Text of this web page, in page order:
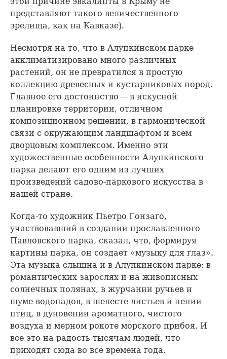
представляют такого величественного
зрелища, как на Кавказе).
Несмотря на то, что в Алупкинском парке
акклиматизировано много различных
растений, он не превратился в простую
коллекцию древесных и кустарниковых пород.
Главное его достоинство — в искусной
планировке территории, отличном
композиционном решении, в гармонической
связи с окружающим ландшафтом и всем
дворцовым комплексом. Именно эти
художественные особенности Алупкинского
парка делают его одним из лучших
произведений садово-паркового искусства в
нашей стране.
Когда-то художник Пьетро Гонзаго,
участвовавший в создании прославленного
Павловского парка, сказал, что, формируя
картины парка, он создает «музыку для глаз».
Эта музыка слышна и в Алупкинском парке: в
романтических зарослях и на живописных
солнечных полянах, в журчании ручьев и
шуме водопадов, в шелесте листьев и пении
птиц, в дуновении ароматного, чистого
воздуха и мерном рокоте морского прибоя. И
все это на радость тысячам людей, что
приходят сюда во все времена года.